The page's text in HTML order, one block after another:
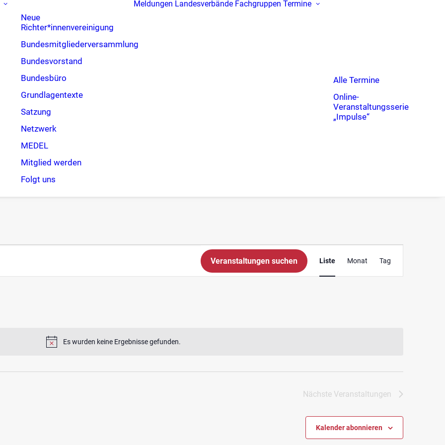
Neue
Richter*innenvereinigung
Bundesmitgliederversammlung
Bundesvorstand
Bundesbüro
Grundlagentexte
Satzung
Netzwerk
MEDEL
Mitglied werden
Folgt uns
Meldungen Landesverbände Fachgruppen Termine
Alle Termine
Online-
Veranstaltungsserie
„Impulse“
Hinweis
Es wurden keine Ergebnisse gefunden.
Veranstaltungen suchen
Ansichten-
Navigation
Liste Monat Tag
Nächste Veranstaltungen
Kalender abonnieren